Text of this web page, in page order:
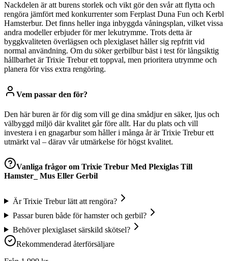
Nackdelen är att burens storlek och vikt gör den svår att flytta och
rengöra jämfört med konkurrenter som Ferplast Duna Fun och Kerbl
Hamsterbur. Det finns heller inga inbyggda våningsplan, vilket vissa
andra modeller erbjuder för mer lekutrymme. Trots detta är
byggkvaliteten överlägsen och plexiglaset håller sig repfritt vid
normal användning. Om du söker gerbilbur bäst i test för långsiktig
hållbarhet är Trixie Trebur ett toppval, men prioritera utrymme och
planera för viss extra rengöring.
Vem passar den för?
Den här buren är för dig som vill ge dina smådjur en säker, ljus och
välbyggd miljö där kvalitet går före allt. Har du plats och vill
investera i en gnagarbur som håller i många år är Trixie Trebur ett
utmärkt val – därav vår utmärkelse för högst kvalitet.
Vanliga frågor om Trixie Trebur Med Plexiglas Till
Hamster_ Mus Eller Gerbil
Är Trixie Trebur lätt att rengöra?
Passar buren både för hamster och gerbil?
Behöver plexiglaset särskild skötsel?
Rekommenderad återförsäljare